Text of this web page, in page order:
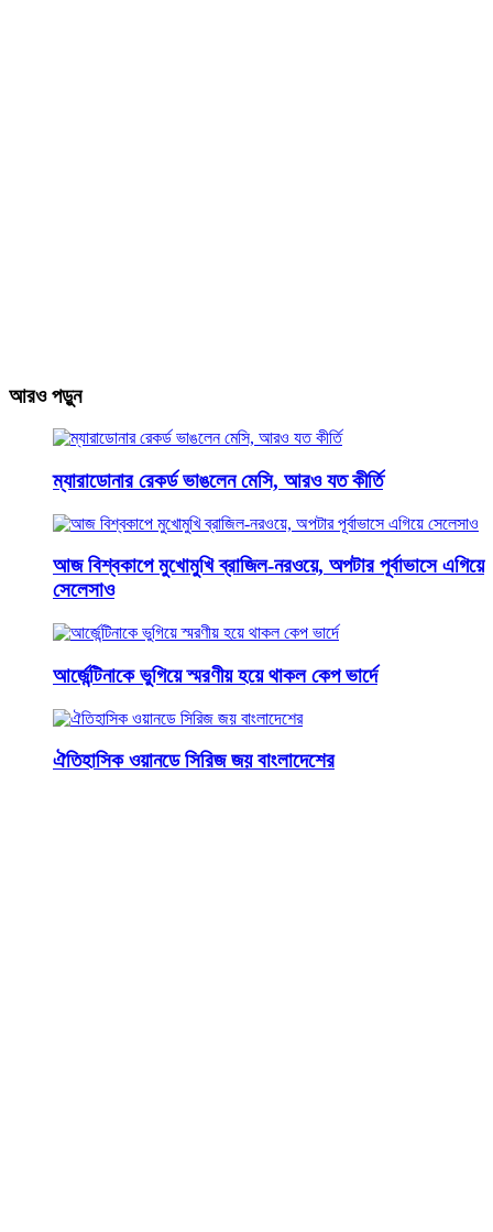
আরও পড়ুন
ম্যারাডোনার রেকর্ড ভাঙলেন মেসি, আরও যত কীর্তি
আজ বিশ্বকাপে মুখোমুখি ব্রাজিল-নরওয়ে, অপটার পূর্বাভাসে এগিয়ে
সেলেসাও
আর্জেন্টিনাকে ভুগিয়ে স্মরণীয় হয়ে থাকল কেপ ভার্দে
ঐতিহাসিক ওয়ানডে সিরিজ জয় বাংলাদেশের